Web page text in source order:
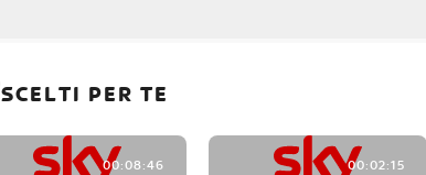
SCELTI PER TE
00:08:46 00:02:15